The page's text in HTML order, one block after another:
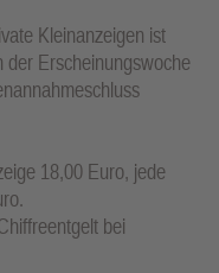
Kleinanzeigen ist
der Erscheinungswoche
18,00 Euro, jede
bei